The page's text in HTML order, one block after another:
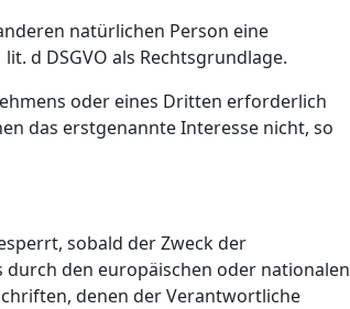
natürlichen Person eine
d DSGVO als Rechtsgrundlage.
oder eines Dritten erforderlich
das erstgenannte Interesse nicht, so
sobald der Zweck der
den europäischen oder nationalen
denen der Verantwortliche